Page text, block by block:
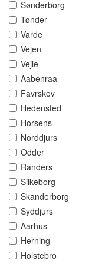
Sønderborg
Tønder
Varde
Vejen
Vejle
Aabenraa
Favrskov
Hedensted
Horsens
Norddjurs
Odder
Randers
Silkeborg
Skanderborg
Syddjurs
Aarhus
Herning
Holstebro